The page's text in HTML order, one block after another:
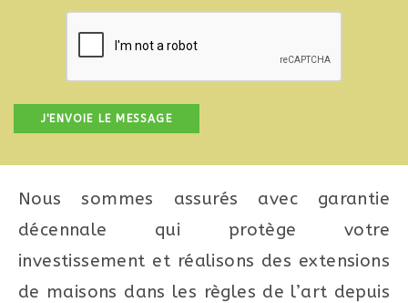
Nous sommes assurés avec garantie
décennale qui protège votre
investissement et réalisons des extensions
de maisons dans les règles de l’art depuis